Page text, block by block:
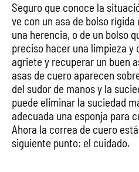
Seguro que conoce la
ve con un asa de bolso rígida
una herencia, o de un bolso
preciso hacer una limpieza y
agriete y recuperar un buen
asas de cuero aparecen
del sudor de manos y la
puede eliminar la suciedad
adecuada una esponja para
Ahora la correa de cuero
siguiente punto: el cuidado.